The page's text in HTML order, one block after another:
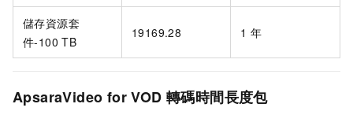
儲存資源套
件-100 TB
19169.28 1 年
ApsaraVideo for VOD 轉碼時間長度包